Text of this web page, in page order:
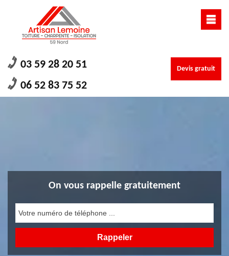
03 59 28 20 51
06 52 83 75 52
Devis gratuit
On vous rappelle gratuitement